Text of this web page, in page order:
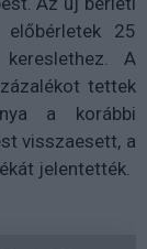
25
A
tettek
a korábbi
visszaesett, a
jelentették.